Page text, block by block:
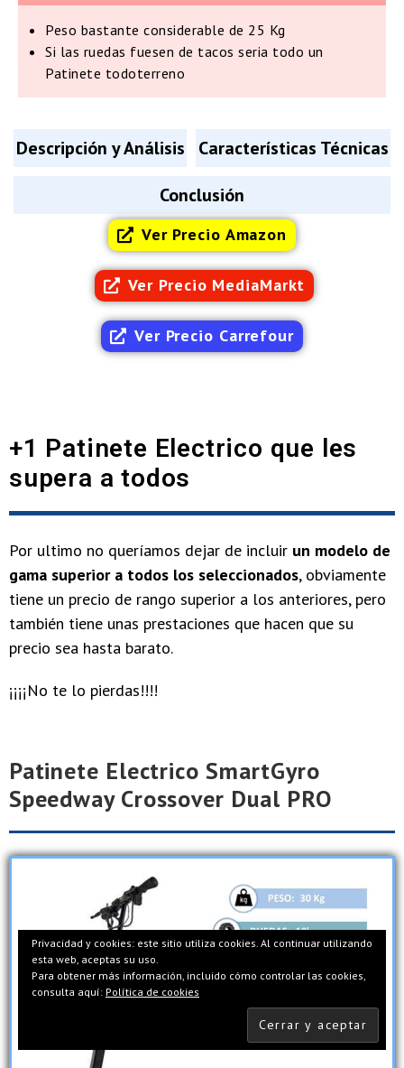
Peso bastante considerable de 25 Kg
Si las ruedas fuesen de tacos seria todo un
Patinete todoterreno
Descripción y Análisis
Características Técnicas
Conclusión
Ver Precio Amazon
Ver Precio MediaMarkt
Ver Precio Carrefour
+1 Patinete Electrico que les
supera a todos
Por ultimo no queríamos dejar de incluir un modelo de
gama superior a todos los seleccionados, obviamente
tiene un precio de rango superior a los anteriores, pero
también tiene unas prestaciones que hacen que su
precio sea hasta barato.
¡¡¡¡No te lo pierdas!!!!
Patinete Electrico SmartGyro
Speedway Crossover Dual PRO
Privacidad y cookies: este sitio utiliza cookies. Al continuar utilizando
esta web, aceptas su uso.
Para obtener más información, incluido cómo controlar las cookies,
consulta aquí: Política de cookies